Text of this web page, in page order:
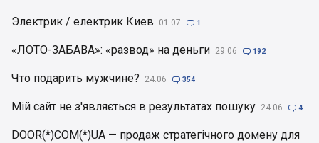
Электрик / електрик Киев 01.07  1
«ЛОТО-ЗАБАВА»: «развод» на деньги 29.06  192
Что подарить мужчине? 24.06  354
Мій сайт не з'являється в результатах пошуку 24.06  4
DOOR(*)COM(*)UA — продаж стратегічного домену для